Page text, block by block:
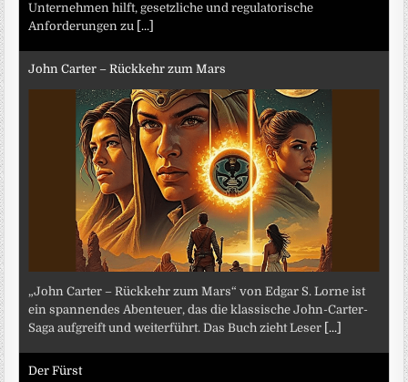
Unternehmen hilft, gesetzliche und regulatorische
Anforderungen zu [...]
John Carter – Rückkehr zum Mars
„John Carter – Rückkehr zum Mars“ von Edgar S. Lorne ist
ein spannendes Abenteuer, das die klassische John-Carter-
Saga aufgreift und weiterführt. Das Buch zieht Leser [...]
Der Fürst